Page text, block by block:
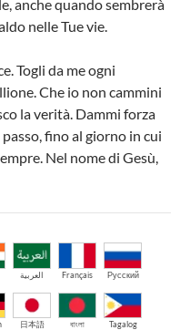
anche quando sembrerà
nelle Tue vie.
Togli da me ogni
Che io non cammini
la verità. Dammi forza
fino al giorno in cui
Nel nome di Gesù,
العربية Français Русский
日本語 বাংলা Tagalog